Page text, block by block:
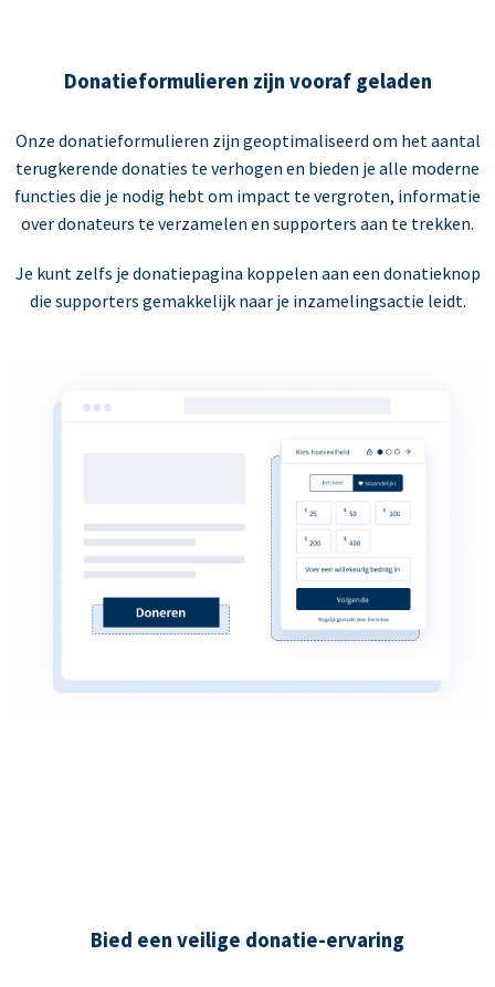
Donatieformulieren zijn vooraf geladen
Onze donatieformulieren zijn geoptimaliseerd om het aantal
terugkerende donaties te verhogen en bieden je alle moderne
functies die je nodig hebt om impact te vergroten, informatie
over donateurs te verzamelen en supporters aan te trekken.
Je kunt zelfs je donatiepagina koppelen aan een donatieknop
die supporters gemakkelijk naar je inzamelingsactie leidt.
Bied een veilige donatie-ervaring